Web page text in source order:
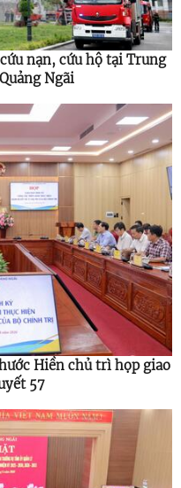
nạn, cứu hộ tại Trung
Ngãi
Hiền chủ trì họp giao
57